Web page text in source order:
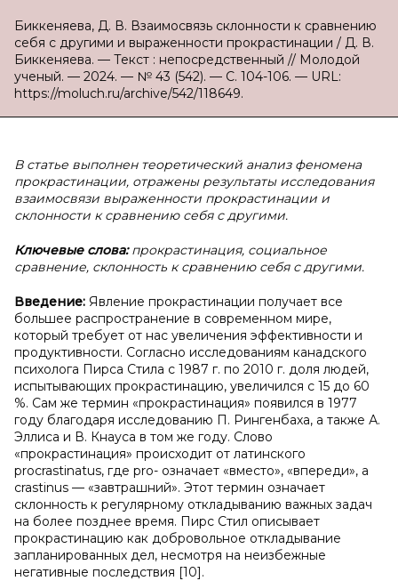
Биккеняева, Д. В. Взаимосвязь склонности к сравнению
себя с другими и выраженности прокрастинации / Д. В.
Биккеняева. — Текст : непосредственный // Молодой
ученый. — 2024. — № 43 (542). — С. 104-106. — URL:
https://moluch.ru/archive/542/118649.
В статье выполнен теоретический анализ феномена
прокрастинации, отражены результаты исследования
взаимосвязи выраженности прокрастинации и
склонности к сравнению себя с другими.
Ключевые слова:прокрастинация, социальное
сравнение, склонность к сравнению себя с другими.
Введение: Явление прокрастинации получает все
большее распространение в современном мире,
который требует от нас увеличения эффективности и
продуктивности. Согласно исследованиям канадского
психолога Пирса Стила с 1987 г. по 2010 г. доля людей,
испытывающих прокрастинацию, увеличился с 15 до 60
%. Сам же термин «прокрастинация» появился в 1977
году благодаря исследованию П. Рингенбаха, а также А.
Эллиса и В. Кнауса в том же году. Слово
«прокрастинация» происходит от латинского
procrastinatus, где pro- означает «вместо», «впереди», а
crastinus — «завтрашний». Этот термин означает
склонность к регулярному откладыванию важных задач
на более позднее время. Пирс Стил описывает
прокрастинацию как добровольное откладывание
запланированных дел, несмотря на неизбежные
негативные последствия [10].